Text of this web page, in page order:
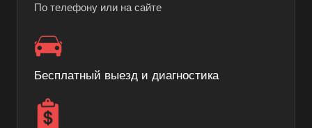
По телефону или на сайте
Бесплатный выезд и диагностика